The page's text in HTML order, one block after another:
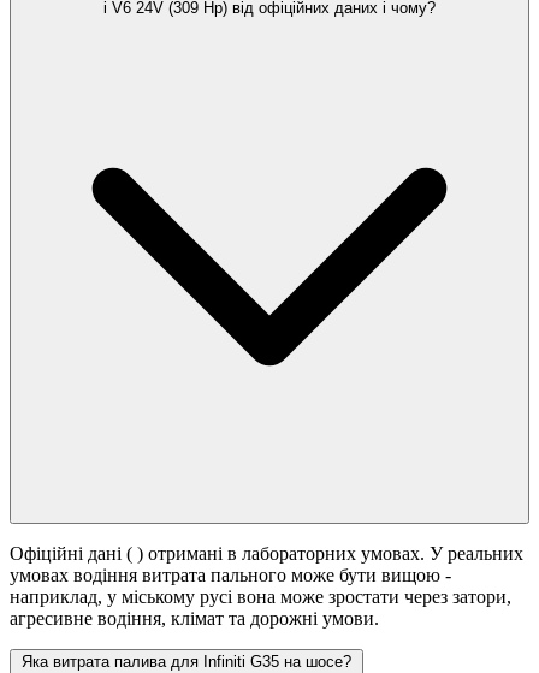
i V6 24V (309 Hp) від офіційних даних і чому?
Офіційні дані ( ) отримані в лабораторних умовах. У реальних
умовах водіння витрата пального може бути вищою -
наприклад, у міському русі вона може зростати через затори,
агресивне водіння, клімат та дорожні умови.
Яка витрата палива для Infiniti G35 на шосе?